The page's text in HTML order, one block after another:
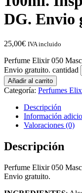
DG. Envio
25,00€ IVA incluido
Perfume Elixir 050
Envio gratuito. cantidad
Añadir al carrito
Categoría: Perfumes
Descripción
Información
Valoraciones (0)
Descripción
Perfume Elixir 050
Envio gratuito.